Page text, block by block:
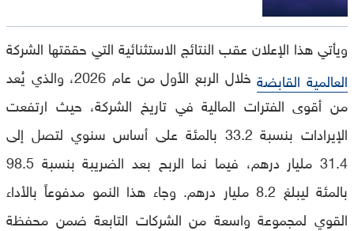
ويأتي هذا الإعلان عقب النتائج الاستثنائية التي حققتها الشركة
العالمية القابضة
خلال الربع الأول من عام 2026، والذي يُعد
من أقوى الفترات المالية في تاريخ الشركة، حيث ارتفعت
الإيرادات بنسبة 33.2 بالمئة على أساس سنوي لتصل إلى
31.4 مليار درهم، فيما نما الربح بعد الضريبة بنسبة 98.5
بالمئة ليبلغ 8.2 مليار درهم. وجاء هذا النمو مدفوعاً بالأداء
القوي لمجموعة واسعة من الشركات التابعة ضمن محفظة